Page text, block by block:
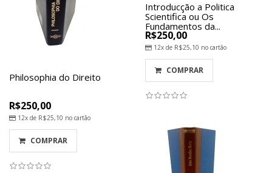
Philosophia do Direito
R$250,00
12x de R$25,10 no cartão
COMPRAR
Introducção a Politica
Scientifica ou Os
Fundamentos da...
R$250,00
12x de R$25,10 no cartão
COMPRAR